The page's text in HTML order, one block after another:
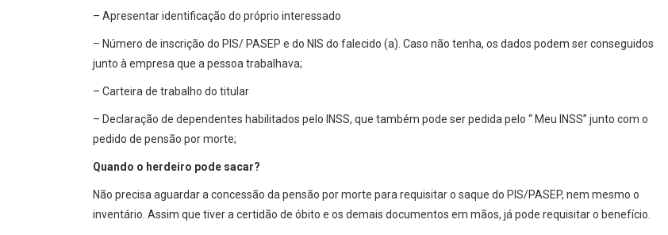
– Apresentar identificação do próprio interessado
– Número de inscrição do PIS/ PASEP e do NIS do falecido (a). Caso não tenha, os dados podem ser conseguidos
junto à empresa que a pessoa trabalhava;
– Carteira de trabalho do titular
– Declaração de dependentes habilitados pelo INSS, que também pode ser pedida pelo “ Meu INSS” junto com o
pedido de pensão por morte;
Quando o herdeiro pode sacar?
Não precisa aguardar a concessão da pensão por morte para requisitar o saque do PIS/PASEP, nem mesmo o
inventário. Assim que tiver a certidão de óbito e os demais documentos em mãos, já pode requisitar o benefício.